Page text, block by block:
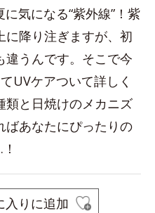
気になる“紫外線”！紫
に降り注ぎますが、初
違うんです。そこで今
UVケアついて詳しく
類と日焼けのメカニズ
ばあなたにぴったりの
入りに追加